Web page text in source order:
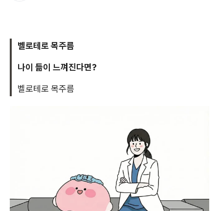
벨로테로 목주름
나이 듦이 느껴진다면?
벨로테로 목주름